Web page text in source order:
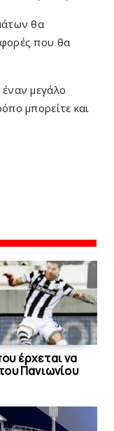
θα
που θα
μεγάλο
μπορείτε και
έρχεται να
Πανιωνίου